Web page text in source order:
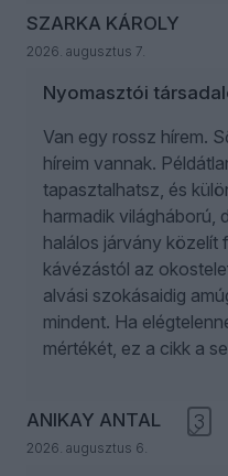
SZARKA KÁROLY
2026. augusztus 7.
Nyomasztói
Van egy rossz hírem.
híreim vannak.
tapasztalhatsz, és
harmadik világháború,
halálos járvány közelít
kávézástól az
alvási szokásaidig
mindent. Ha
mértékét, ez a cikk a
ANIKAY ANTAL
2026. augusztus 6.
3